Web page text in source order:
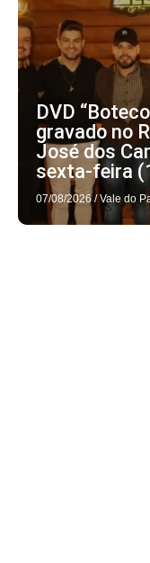
DVD
gravado no
José dos
sexta-feira
07/08/2026 / Vale do